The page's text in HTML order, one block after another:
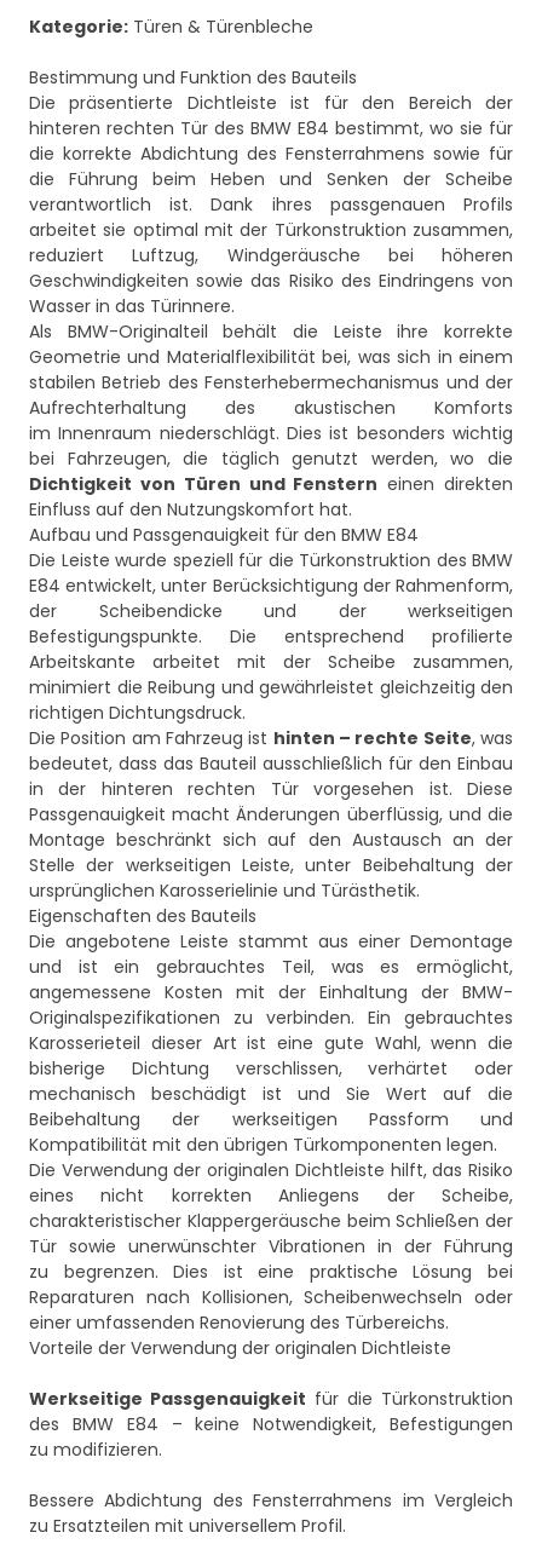
Kategorie: Türen & Türenbleche
Bestimmung und Funktion des Bauteils
Die präsentierte Dichtleiste ist für den Bereich der
hinteren rechten Tür des BMW E84 bestimmt, wo sie für
die korrekte Abdichtung des Fensterrahmens sowie für
die Führung beim Heben und Senken der Scheibe
verantwortlich ist. Dank ihres passgenauen Profils
arbeitet sie optimal mit der Türkonstruktion zusammen,
reduziert Luftzug, Windgeräusche bei höheren
Geschwindigkeiten sowie das Risiko des Eindringens von
Wasser in das Türinnere.
Als BMW-Originalteil behält die Leiste ihre korrekte
Geometrie und Materialflexibilität bei, was sich in einem
stabilen Betrieb des Fensterhebermechanismus und der
Aufrechterhaltung des akustischen Komforts
im Innenraum niederschlägt. Dies ist besonders wichtig
bei Fahrzeugen, die täglich genutzt werden, wo die
Dichtigkeit von Türen und Fenstern einen direkten
Einfluss auf den Nutzungskomfort hat.
Aufbau und Passgenauigkeit für den BMW E84
Die Leiste wurde speziell für die Türkonstruktion des BMW
E84 entwickelt, unter Berücksichtigung der Rahmenform,
der Scheibendicke und der werkseitigen
Befestigungspunkte. Die entsprechend profilierte
Arbeitskante arbeitet mit der Scheibe zusammen,
minimiert die Reibung und gewährleistet gleichzeitig den
richtigen Dichtungsdruck.
Die Position am Fahrzeug ist hinten – rechte Seite, was
bedeutet, dass das Bauteil ausschließlich für den Einbau
in der hinteren rechten Tür vorgesehen ist. Diese
Passgenauigkeit macht Änderungen überflüssig, und die
Montage beschränkt sich auf den Austausch an der
Stelle der werkseitigen Leiste, unter Beibehaltung der
ursprünglichen Karosserielinie und Türästhetik.
Eigenschaften des Bauteils
Die angebotene Leiste stammt aus einer Demontage
und ist ein gebrauchtes Teil, was es ermöglicht,
angemessene Kosten mit der Einhaltung der BMW-
Originalspezifikationen zu verbinden. Ein gebrauchtes
Karosserieteil dieser Art ist eine gute Wahl, wenn die
bisherige Dichtung verschlissen, verhärtet oder
mechanisch beschädigt ist und Sie Wert auf die
Beibehaltung der werkseitigen Passform und
Kompatibilität mit den übrigen Türkomponenten legen.
Die Verwendung der originalen Dichtleiste hilft, das Risiko
eines nicht korrekten Anliegens der Scheibe,
charakteristischer Klappergeräusche beim Schließen der
Tür sowie unerwünschter Vibrationen in der Führung
zu begrenzen. Dies ist eine praktische Lösung bei
Reparaturen nach Kollisionen, Scheibenwechseln oder
einer umfassenden Renovierung des Türbereichs.
Vorteile der Verwendung der originalen Dichtleiste
Werkseitige Passgenauigkeit für die Türkonstruktion
des BMW E84 – keine Notwendigkeit, Befestigungen
zu modifizieren.
Bessere Abdichtung des Fensterrahmens im Vergleich
zu Ersatzteilen mit universellem Profil.